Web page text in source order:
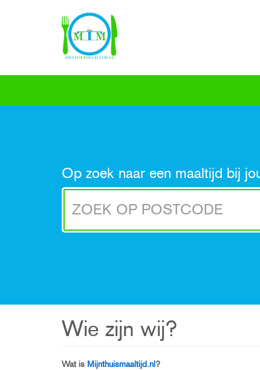
Op zoek naar een maaltijd bij
Wie zijn wij?
Wat is Mijnthuismaaltijd.nl?